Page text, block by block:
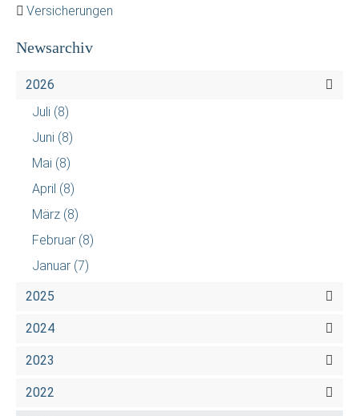
Versicherungen
Newsarchiv
2026
Juli (8)
Juni (8)
Mai (8)
April (8)
März (8)
Februar (8)
Januar (7)
2025
2024
2023
2022